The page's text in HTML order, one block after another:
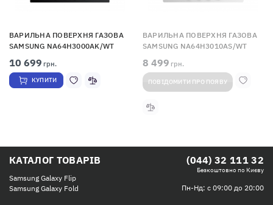
ВАРИЛЬНА ПОВЕРХНЯ ГАЗОВА
SAMSUNG NA64H3000AK/WT
10 699 грн.
КУПИТИ
ВАРИЛЬНА ПОВЕРХНЯ ГАЗОВА
SAMSUNG NA64H3010AS/WT
8 499 грн.
ПОВІДОМИТИ ПРО ПОЯВУ
КАТАЛОГ ТОВАРІВ
Samsung Galaxy Flip
Samsung Galaxy Fold
(044) 32 111 32
Безкоштовно по Києву
Пн-Нд: с 09:00 до 20:00